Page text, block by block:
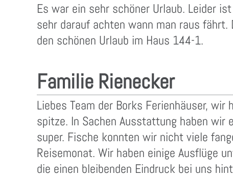
Es war ein sehr schöner Urlaub. Leider
sehr darauf achten wann man raus
den schönen Urlaub im Haus 144-1.
Familie Rienecker
Liebes Team der Borks Ferienhäuser,
spitze. In Sachen Ausstattung haben wir
super. Fische konnten wir nicht viele
Reisemonat. Wir haben einige Ausflüge
die einen bleibenden Eindruck bei uns